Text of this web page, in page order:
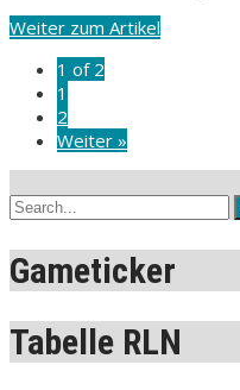
Weiter zum Artikel
1 of 2
1
2
Weiter »
Gameticker
Tabelle RLN